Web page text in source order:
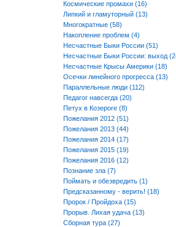
Космические промахи (16)
Липкий и гламуторный (13)
Многократные (58)
Накопление проблем (4)
Несчастные Быки России (51)
Несчастные Быки России: выход
Несчастные Крысы Америки (18)
Осечки линейного прогресса (13)
Параллельные люди (112)
Педагог навсегда (20)
Петух в Козероге (8)
Пожелания 2012 (51)
Пожелания 2013 (44)
Пожелания 2014 (17)
Пожелания 2015 (19)
Пожелания 2016 (12)
Познание зла (7)
Поймать и обезвредить (1)
Предсказанному - верить! (18)
Пророк / Пройдоха (15)
Прорыв. Лихая удача (13)
Сборная тура (27)